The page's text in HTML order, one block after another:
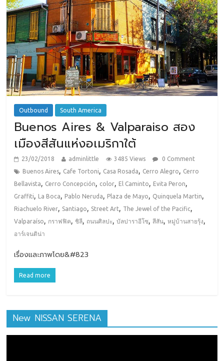
Outbound South America
Buenos Aires & Valparaiso สอง
เมืองสีสันแห่งอเมริกาใต้
23/02/2018 adminlittle 3485 Views
0 Comment
Buenos Aires, Cafe Tortoni, Casa Rosada, Cerro Alegro, Cerro
Bellavista, Cerro Concepción, color, El Caminto, Evita Peron,
Graffiti, La Boca, Pablo Neruda, Plaza de Mayo, Quinquela Martin,
Riachuelo River, Santiago, Street Art, The Jewel of the Pacific,
Valparaíso, กราฟฟิค, ชิลี, ถนนศิลปะ,บัลปาราอีโซ,สีสัน,หมู่บ้านสายรุ้ง,
อาร์เจนติน่า
เรื่องและภาพโดย&#823
Read more
New NISSAN SERENA